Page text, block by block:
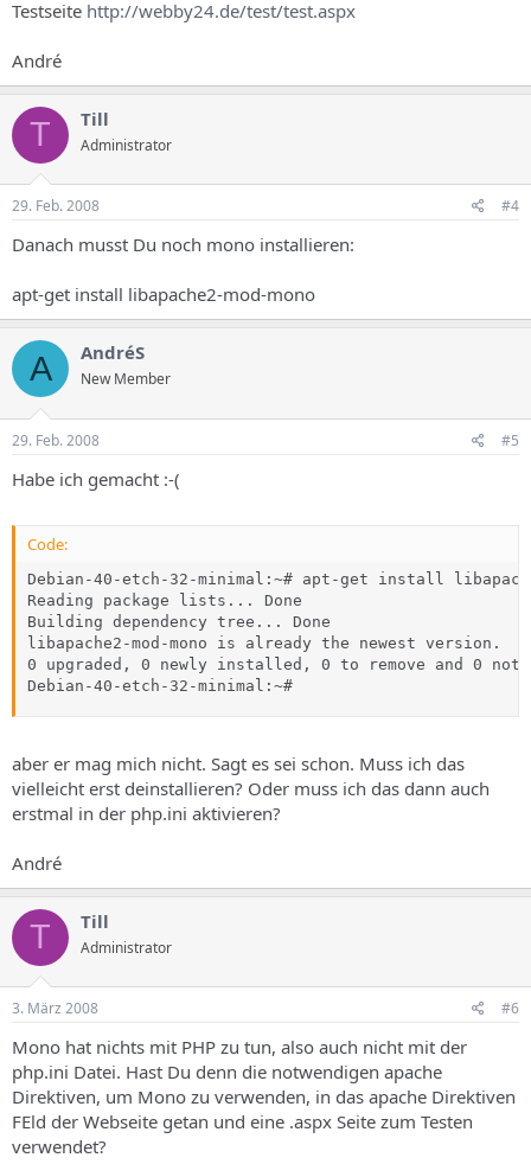
Testseite http://webby24.de/test/test.aspx
André
T Till
Administrator
29. Feb. 2008 #4
Danach musst Du noch mono installieren:
apt-get install libapache2-mod-mono
A AndréS
New Member
29. Feb. 2008 #5
Habe ich gemacht :-(
Code:
Debian-40-etch-32-minimal:~# apt-get install
Reading package lists... Done
Building dependency tree... Done
libapache2-mod-mono is already the newest version.
0 upgraded, 0 newly installed, 0 to remove and 0 not
Debian-40-etch-32-minimal:~#
aber er mag mich nicht. Sagt es sei schon. Muss ich das
vielleicht erst deinstallieren? Oder muss ich das dann auch
erstmal in der php.ini aktivieren?
André
T Till
Administrator
3. März 2008 #6
Mono hat nichts mit PHP zu tun, also auch nicht mit der
php.ini Datei. Hast Du denn die notwendigen apache
Direktiven, um Mono zu verwenden, in das apache Direktiven
FEld der Webseite getan und eine .aspx Seite zum Testen
verwendet?